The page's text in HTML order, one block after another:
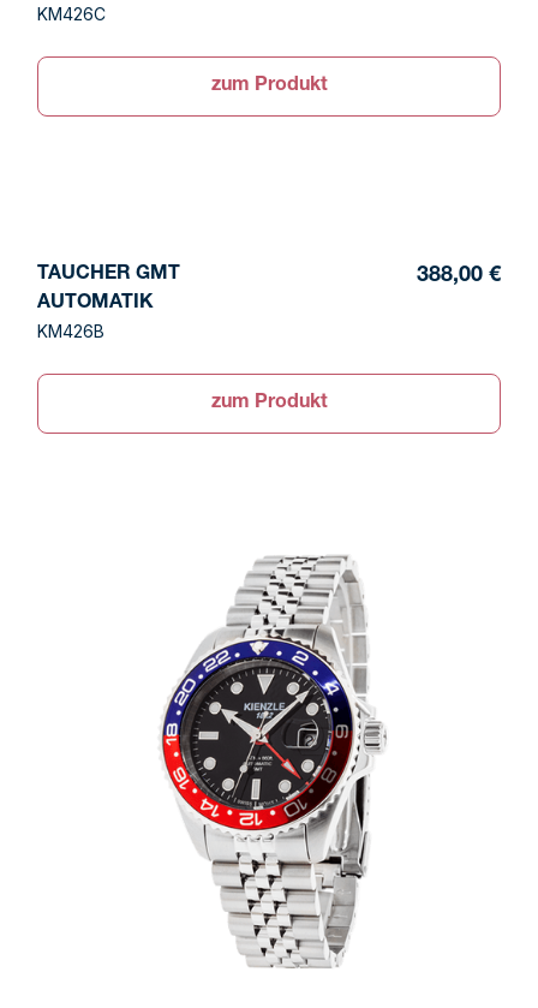
KM426C
zum Produkt
TAUCHER GMT
AUTOMATIK
KM426B
388,00 €
zum Produkt